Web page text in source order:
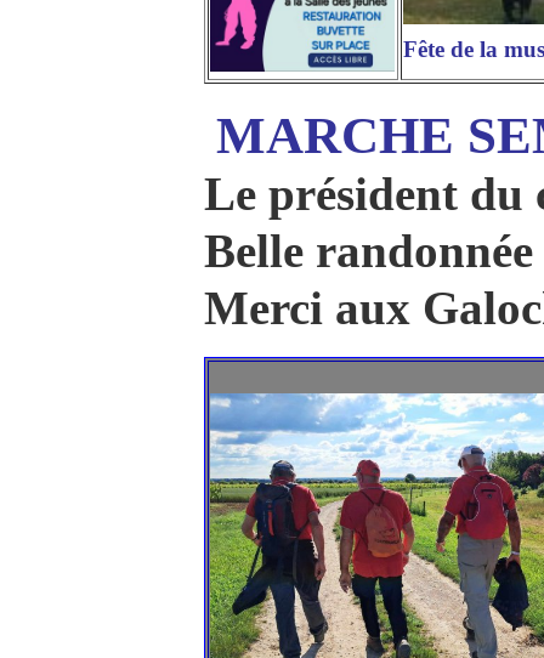
Fête de la
MARCHE
Le président du
Belle randonnée
Merci aux